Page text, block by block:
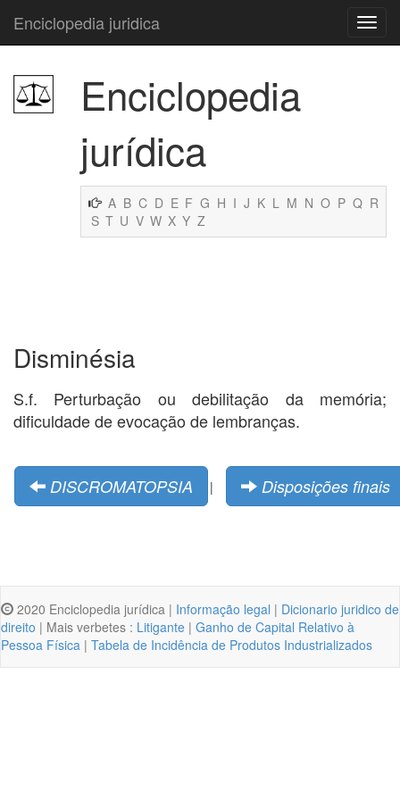
Enciclopedia juridica
Enciclopedia
jurídica
A B C D E F G H I J K L M N O P Q R
S T U V W X Y Z
Disminésia
S.f. Perturbação ou debilitação da memória;
dificuldade de evocação de lembranças.
DISCROMATOPSIA | Disposições finais
2020 Enciclopedia jurídica | Informação legal | Dicionario juridico de
direito | Mais verbetes : Litigante | Ganho de Capital Relativo à
Pessoa Física | Tabela de Incidência de Produtos Industrializados